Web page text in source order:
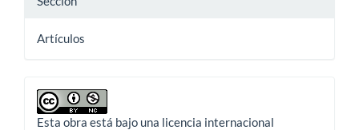
Artículos
Esta obra está bajo una licencia internacional